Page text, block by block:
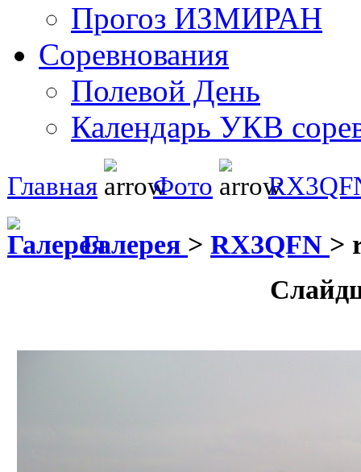
Прогоз ИЗМИРАН
Соревнования
Полевой День
Календарь УКВ
Главная Фото
Галерея > RX3QFN >